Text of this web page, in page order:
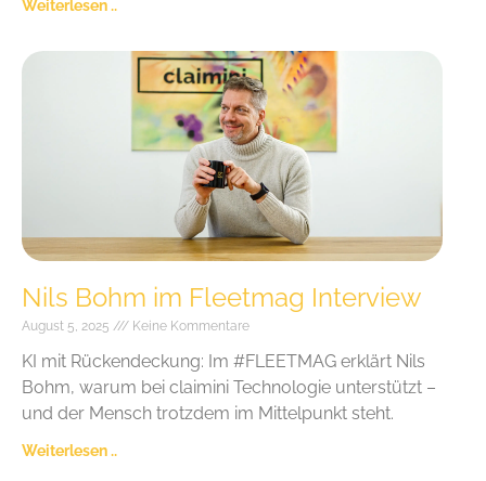
Weiterlesen ..
Nils Bohm im Fleetmag Interview
August 5, 2025 Keine Kommentare
KI mit Rückendeckung: Im #FLEETMAG erklärt Nils
Bohm, warum bei claimini Technologie unterstützt –
und der Mensch trotzdem im Mittelpunkt steht.
Weiterlesen ..